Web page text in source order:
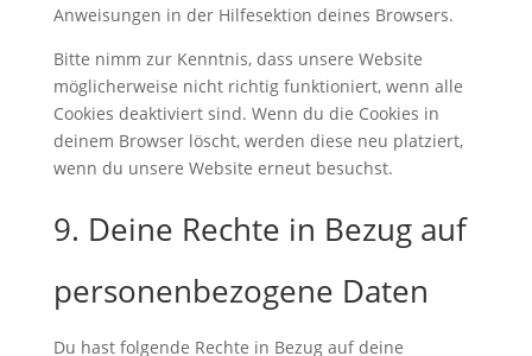
Anweisungen in der Hilfesektion deines Browsers.
Bitte nimm zur Kenntnis, dass unsere Website
möglicherweise nicht richtig funktioniert, wenn alle
Cookies deaktiviert sind. Wenn du die Cookies in
deinem Browser löscht, werden diese neu platziert,
wenn du unsere Website erneut besuchst.
9. Deine Rechte in Bezug auf
personenbezogene Daten
Du hast folgende Rechte in Bezug auf deine